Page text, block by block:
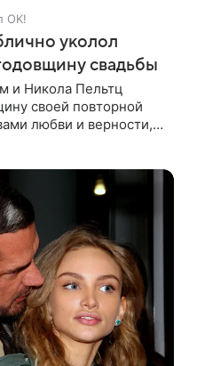
OK!
уколол
свадьбы
и Никола Пельтц
своей повторной
любви и верности,